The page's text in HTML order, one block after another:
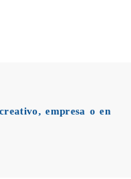
empresa o en